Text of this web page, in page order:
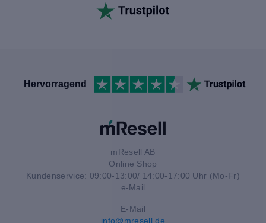
Hervorragend
mResell AB
Online Shop
Kundenservice: 09:00-13:00/ 14:00-17:00 Uhr (Mo-Fr)
e-Mail
E-Mail
info@mresell.de